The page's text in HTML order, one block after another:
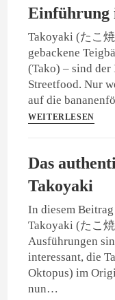
Einführung
Takoyaki (たこ
gebackene
(Tako) – sind
Streetfood. Nur
auf die
WEITERLESEN
Das
Takoyaki
In diesem
Takoyaki (たこ
Ausführungen
interessant, die
Oktopus) im
nun…